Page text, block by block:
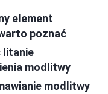
element
poznać
litanie
modlitwy
modlitwy